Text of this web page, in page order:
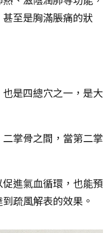
至是胸滿脹痛的狀
是四總穴之一，是大
掌骨之間，當第二掌
進氣血循環，也能預
疏風解表的效果。